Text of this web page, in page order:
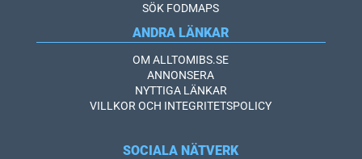
SÖK FODMAPS
ANDRA LÄNKAR
OM ALLTOMIBS.SE
ANNONSERA
NYTTIGA LÄNKAR
VILLKOR OCH INTEGRITETSPOLICY
SOCIALA NÄTVERK